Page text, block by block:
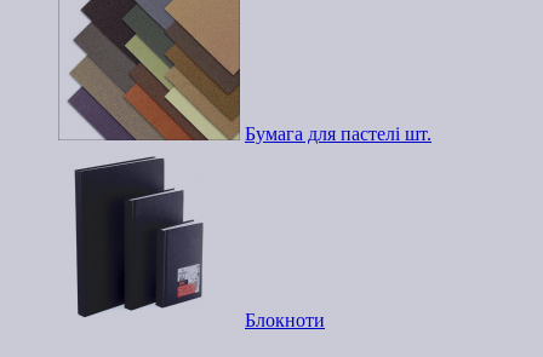
Бумага для пастелі шт.
Блокноти